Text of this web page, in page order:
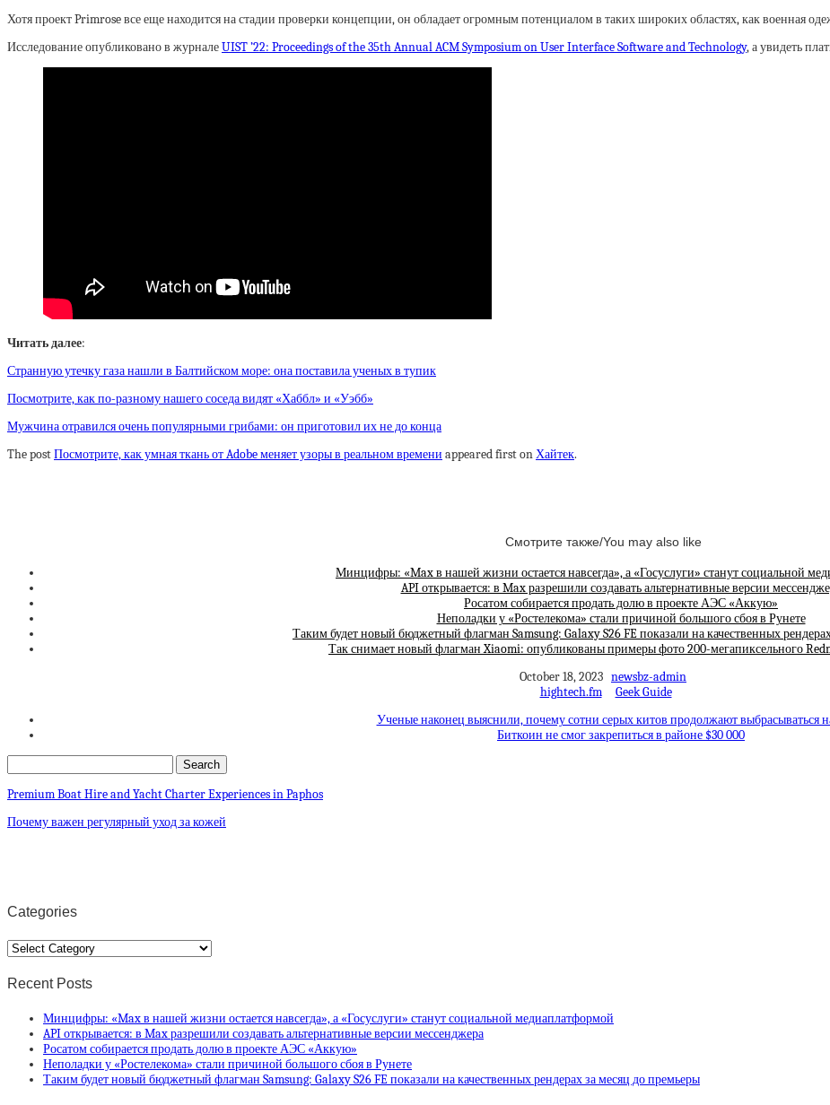
Хотя проект Primrose все еще находится на стадии проверки концепции, он обладает огромным потенциалом в таких широких областях, как военная
Исследование опубликовано в журналеUIST ’22: Proceedings of the 35th Annual ACM Symposium on User Interface Software and Technology, а увидеть
Читать далее:
Странную утечку газа нашли в Балтийском море: она поставила ученых в тупик
Посмотрите, как по-разному нашего соседа видят «Хаббл» и «Уэбб»
Мужчина отравился очень популярными грибами: он приготовил их не до конца
The postПосмотрите, как умная ткань от Adobe меняет узоры в реальном времени appeared first onХайтек.
Смотрите также/You may also like
Минцифры: «Max в нашей жизни остается навсегда», а «Госуслуги» станут социальной
API открывается: в Max разрешили создавать альтернативные версии
Росатом собирается продать долю в проекте АЭС «Аккую»
Неполадки у «Ростелекома» стали причиной большого сбоя в Рунете
Таким будет новый бюджетный флагман Samsung: Galaxy S26 FE показали на качественных
Так снимает новый флагман Xiaomi: опубликованы примеры фото 200-мегапиксельного
October 18, 2023 newsbz-admin
hightech.fm
Geek Guide
Ученые наконец выяснили, почему сотни серых китов продолжают выбрасываться
Биткоин не смог закрепиться в районе $30 000
Premium Boat Hire and Yacht Charter Experiences in Paphos
Почему важен регулярный уход за кожей
Categories
Categories
Recent Posts
Минцифры: «Max в нашей жизни остается навсегда», а «Госуслуги» станут социальной медиаплатформой
API открывается: в Max разрешили создавать альтернативные версии мессенджера
Росатом собирается продать долю в проекте АЭС «Аккую»
Неполадки у «Ростелекома» стали причиной большого сбоя в Рунете
Таким будет новый бюджетный флагман Samsung: Galaxy S26 FE показали на качественных рендерах за месяц до премьеры